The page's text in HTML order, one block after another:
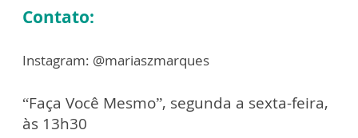
Contato:
Instagram: @mariaszmarques
“Faça Você Mesmo”, segunda a sexta-feira,
às 13h30